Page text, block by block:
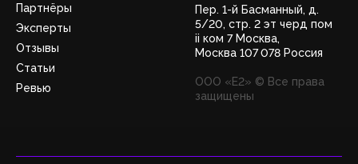
Партнёры
Эксперты
Отзывы
Статьи
Ревью
Пер. 1-й Басманный, д.
5/20, стр. 2 эт черд пом
ii ком 7 Москва,
Москва 107 078 Россия
ООО «Е2» © Все права
защищены